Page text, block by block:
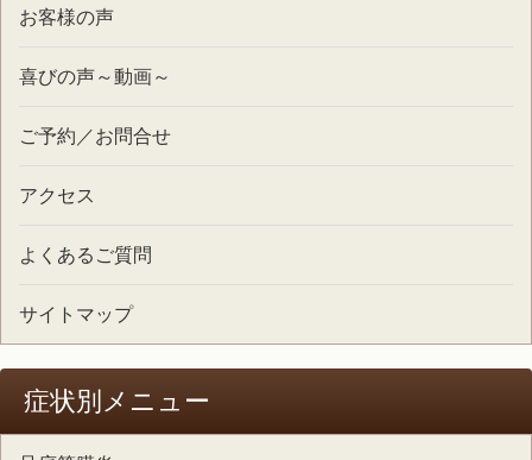
お客様の声
喜びの声～動画～
ご予約／お問合せ
アクセス
よくあるご質問
サイトマップ
症状別メニュー